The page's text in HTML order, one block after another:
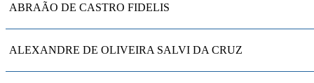
ABRAÃO DE CASTRO FIDELIS
ALEXANDRE DE OLIVEIRA SALVI DA CRUZ